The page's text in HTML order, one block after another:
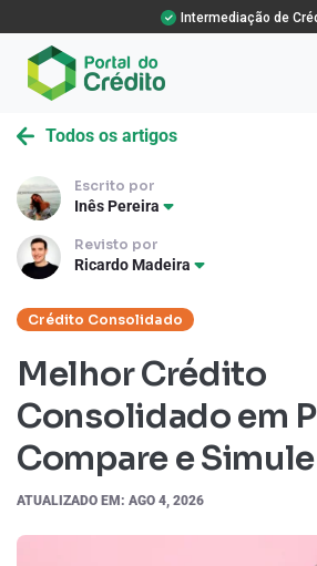
Intermediação de
Todos os artigos
Escrito por
Inês Pereira
Revisto por
Ricardo Madeira
Crédito Consolidado
Melhor Crédito
Consolidado em
Compare e Simule
ATUALIZADO EM: AGO 4, 2026